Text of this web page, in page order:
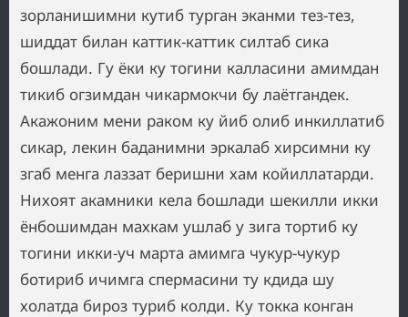
зорланишимни кутиб турган эканми тез-тез,
шиддат билан каттик-каттик силтаб сика
бошлади. Гу ёки ку тогини калласини амимдан
тикиб огзимдан чикармокчи бу лаётгандек.
Акажоним мени раком ку йиб олиб инкиллатиб
сикар, лекин баданимни эркалаб хирсимни ку
згаб менга лаззат беришни хам койиллатарди.
Нихоят акамники кела бошлади шекилли икки
ёнбошимдан махкам ушлаб у зига тортиб ку
тогини икки-уч марта амимга чукур-чукур
ботириб ичимга спермасини ту кдида шу
холатда бироз туриб колди. Ку токка конган